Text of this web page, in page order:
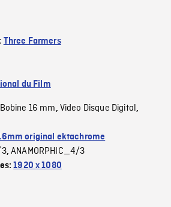
Three Farmers
du Film
Bobine 16 mm, Video Disque Digital,
original ektachrome
,ANAMORPHIC_4/3
1920 x 1080